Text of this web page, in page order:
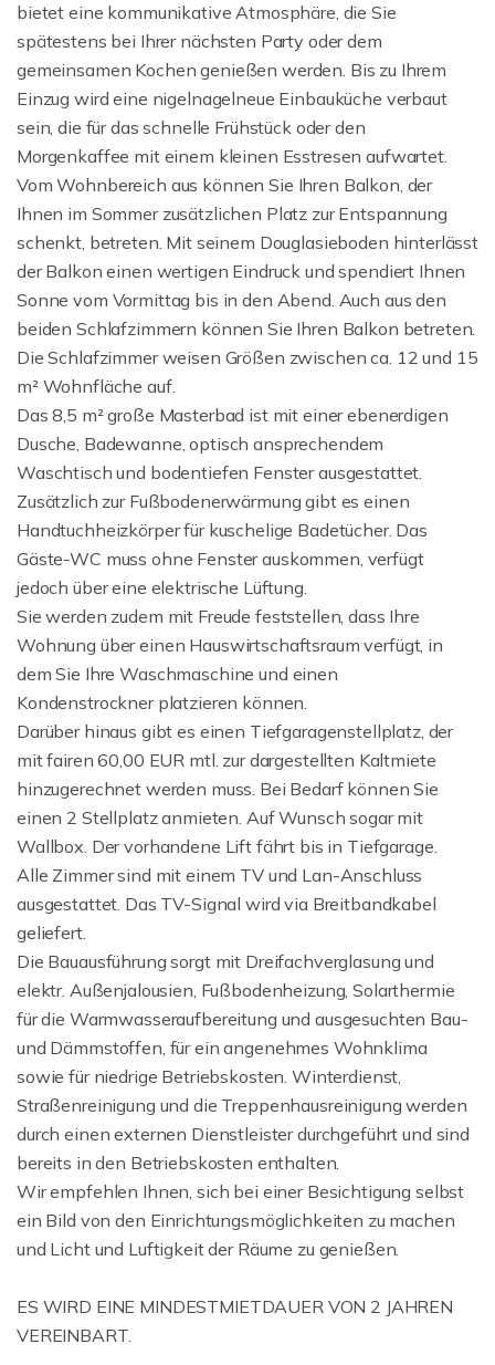
bietet eine kommunikative Atmosphäre, die Sie
spätestens bei Ihrer nächsten Party oder dem
gemeinsamen Kochen genießen werden. Bis zu Ihrem
Einzug wird eine nigelnagelneue Einbauküche verbaut
sein, die für das schnelle Frühstück oder den
Morgenkaffee mit einem kleinen Esstresen aufwartet.
Vom Wohnbereich aus können Sie Ihren Balkon, der
Ihnen im Sommer zusätzlichen Platz zur Entspannung
schenkt, betreten. Mit seinem Douglasieboden hinterlässt
der Balkon einen wertigen Eindruck und spendiert Ihnen
Sonne vom Vormittag bis in den Abend. Auch aus den
beiden Schlafzimmern können Sie Ihren Balkon betreten.
Die Schlafzimmer weisen Größen zwischen ca. 12 und 15
m² Wohnfläche auf.
Das 8,5 m² große Masterbad ist mit einer ebenerdigen
Dusche, Badewanne, optisch ansprechendem
Waschtisch und bodentiefen Fenster ausgestattet.
Zusätzlich zur Fußbodenerwärmung gibt es einen
Handtuchheizkörper für kuschelige Badetücher. Das
Gäste-WC muss ohne Fenster auskommen, verfügt
jedoch über eine elektrische Lüftung.
Sie werden zudem mit Freude feststellen, dass Ihre
Wohnung über einen Hauswirtschaftsraum verfügt, in
dem Sie Ihre Waschmaschine und einen
Kondenstrockner platzieren können.
Darüber hinaus gibt es einen Tiefgaragenstellplatz, der
mit fairen 60,00 EUR mtl. zur dargestellten Kaltmiete
hinzugerechnet werden muss. Bei Bedarf können Sie
einen 2 Stellplatz anmieten. Auf Wunsch sogar mit
Wallbox. Der vorhandene Lift fährt bis in Tiefgarage.
Alle Zimmer sind mit einem TV und Lan-Anschluss
ausgestattet. Das TV-Signal wird via Breitbandkabel
geliefert.
Die Bauausführung sorgt mit Dreifachverglasung und
elektr. Außenjalousien, Fußbodenheizung, Solarthermie
für die Warmwasseraufbereitung und ausgesuchten Bau-
und Dämmstoffen, für ein angenehmes Wohnklima
sowie für niedrige Betriebskosten. Winterdienst,
Straßenreinigung und die Treppenhausreinigung werden
durch einen externen Dienstleister durchgeführt und sind
bereits in den Betriebskosten enthalten.
Wir empfehlen Ihnen, sich bei einer Besichtigung selbst
ein Bild von den Einrichtungsmöglichkeiten zu machen
und Licht und Luftigkeit der Räume zu genießen.
ES WIRD EINE MINDESTMIETDAUER VON 2 JAHREN
VEREINBART.